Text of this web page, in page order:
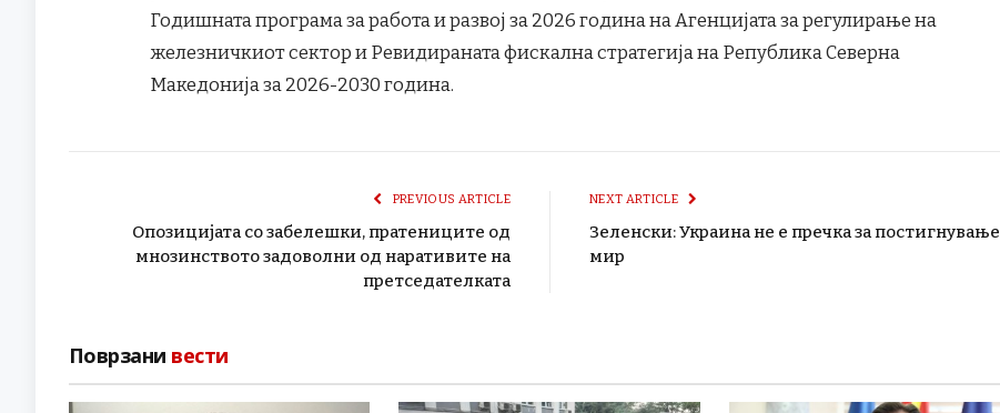
Годишната програма за работа и развој за 2026 година на Агенцијата за регулирање на
железничкиот сектор и Ревидираната фискална стратегија на Република Северна
Македонија за 2026-2030 година.
PREVIOUS ARTICLE
Опозицијата со забелешки, пратениците од
мнозинството задоволни од наративите на
претседателката
NEXT ARTICLE
Зеленски: Украина не е пречка за постигнување
мир
Поврзани вести